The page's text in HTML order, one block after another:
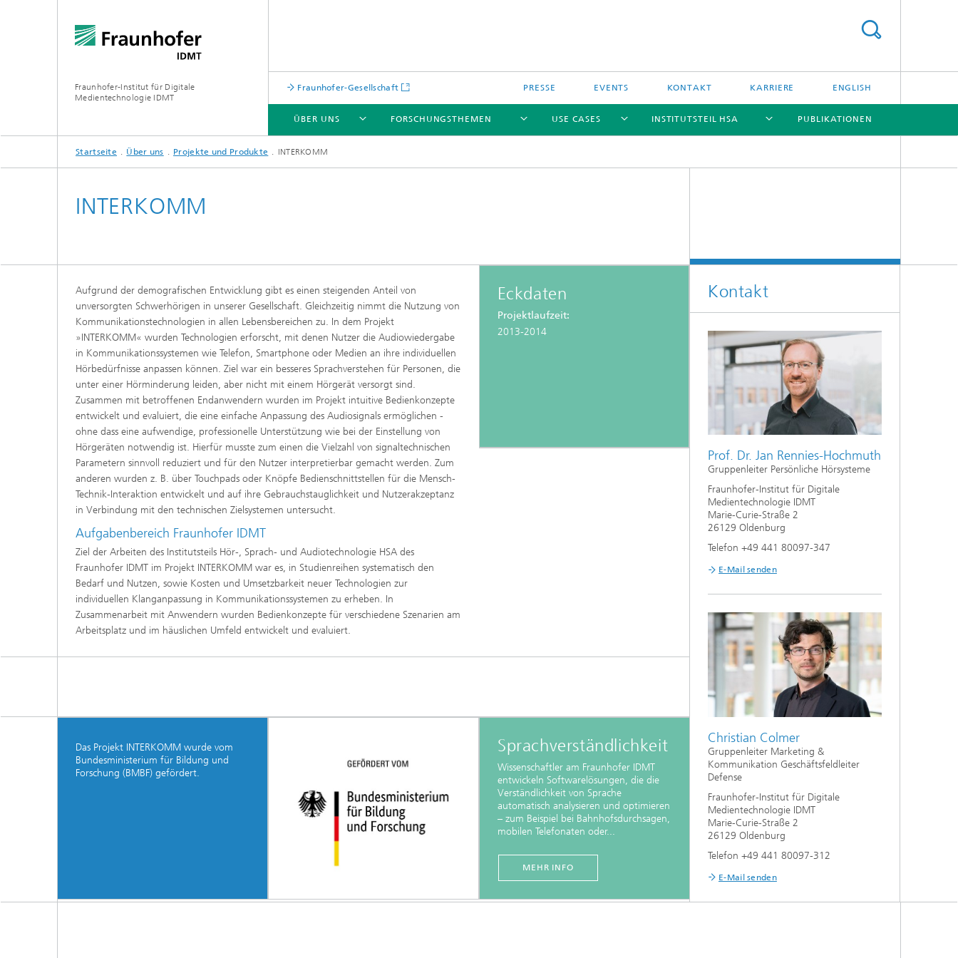
Fraunhofer-Institut für Digitale
Medientechnologie IDMT
Fraunhofer-Gesellschaft PRESSE EVENTS KONTAKT KARRIERE ENGLISH
ÜBER UNS
ÜBER UNS
FORSCHUNGSTHEMEN
FORSCHUNGSTHEMEN
USE CASES
USE CASES
INSTITUTSTEIL HSA
INSTITUTSTEIL HSA
Individuelle Klangqualität und gute
Sprachverständlichkeit
PUBLIKATIONEN
Startseite Über uns Projekte und Produkte INTERKOMM
INTERKOMM
Aufgrund der demografischen Entwicklung gibt es einen steigenden Anteil von
unversorgten Schwerhörigen in unserer Gesellschaft. Gleichzeitig nimmt die Nutzung von
Kommunikationstechnologien in allen Lebensbereichen zu. In dem Projekt
»INTERKOMM« wurden Technologien erforscht, mit denen Nutzer die Audiowiedergabe
in Kommunikationssystemen wie Telefon, Smartphone oder Medien an ihre individuellen
Hörbedürfnisse anpassen können. Ziel war ein besseres Sprachverstehen für Personen, die
unter einer Hörminderung leiden, aber nicht mit einem Hörgerät versorgt sind.
Zusammen mit betroffenen Endanwendern wurden im Projekt intuitive Bedienkonzepte
entwickelt und evaluiert, die eine einfache Anpassung des Audiosignals ermöglichen -
ohne dass eine aufwendige, professionelle Unterstützung wie bei der Einstellung von
Hörgeräten notwendig ist. Hierfür musste zum einen die Vielzahl von signaltechnischen
Parametern sinnvoll reduziert und für den Nutzer interpretierbar gemacht werden. Zum
anderen wurden z. B. über Touchpads oder Knöpfe Bedienschnittstellen für die Mensch-
Technik-Interaktion entwickelt und auf ihre Gebrauchstauglichkeit und Nutzerakzeptanz
in Verbindung mit den technischen Zielsystemen untersucht.
Aufgabenbereich Fraunhofer IDMT
Ziel der Arbeiten des Institutsteils Hör-, Sprach- und Audiotechnologie HSA des
Fraunhofer IDMT im Projekt INTERKOMM war es, in Studienreihen systematisch den
Bedarf und Nutzen, sowie Kosten und Umsetzbarkeit neuer Technologien zur
individuellen Klanganpassung in Kommunikationssystemen zu erheben. In
Zusammenarbeit mit Anwendern wurden Bedienkonzepte für verschiedene Szenarien am
Arbeitsplatz und im häuslichen Umfeld entwickelt und evaluiert.
Eckdaten
Projektlaufzeit:
2013-2014
Das Projekt INTERKOMM wurde vom
Bundesministerium für Bildung und
Forschung (BMBF) gefördert.
Sprachverständlichkeit
Wissenschaftler am Fraunhofer IDMT
entwickeln Softwarelösungen, die die
Verständlichkeit von Sprache
automatisch analysieren und optimieren
– zum Beispiel bei Bahnhofsdurchsagen,
mobilen Telefonaten oder...
MEHR INFO
Kontakt
Prof. Dr. Jan Rennies-Hochmuth
Gruppenleiter Persönliche Hörsysteme
Fraunhofer-Institut für Digitale
Medientechnologie IDMT
Marie-Curie-Straße 2
26129 Oldenburg
Telefon +49 441 80097-347
E-Mail senden
Christian Colmer
Gruppenleiter Marketing &
Kommunikation Geschäftsfeldleiter
Defense
Fraunhofer-Institut für Digitale
Medientechnologie IDMT
Marie-Curie-Straße 2
26129 Oldenburg
Telefon +49 441 80097-312
E-Mail senden